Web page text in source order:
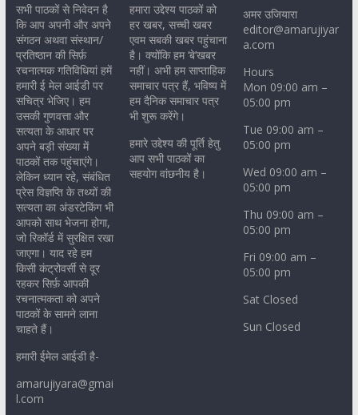
सभी पाठकों से निवेदन है
कि आप अपनी और अपने
संगठन अथवा संस्थान/
प्रतिष्ठान की सिर्फ़
रचनात्मक गतिविधियां हमें
हमारी ई मेल आईडी पर
सचित्र भेजिए। हम
उसकी गुणवत्ता और
सत्यता के आधार पर
अपने बड़ी संख्या में
पाठकों तक पहुंचाएंगे।
लेकिन ध्यान रहे, संबंधित
प्रेस विज्ञप्ति के तथ्यों की
सत्यता का अंडरटेकिंग भी
आपको साथ भेजना होगा,
जो रिकॉर्ड में सुरक्षित रखा
जाएगा। याद रहे हम
किसी कंट्रोवर्सी से दूर
रहकर सिर्फ़ आपकी
रचनात्मकता को अपने
पाठकों के सामने लाना
चाहते हैं।
हमारी ईमेल आईडी है-
amarujiyara@gmai
l.com
हमारा उद्देश्य पाठकों को
हर खबर, सच्ची खबर
एवम सबकी खबर पहुंचाना
है। क्योंकि हम ‘बे’खबर
नहीं। अभी हम साप्ताहिक
समाचार पत्र हैं, भविष्य में
हम दैनिक समाचार पत्र
भी शुरू करेंगे।
हमारे उद्देश्य की पूर्ति हेतु
आप सभी पाठकों का
सहयोग वांछनीय है।
अमर उजियारा
editor@amarujiyar
a.com
Hours
Mon 09:00 am –
05:00 pm
Tue 09:00 am –
05:00 pm
Wed 09:00 am –
05:00 pm
Thu 09:00 am –
05:00 pm
Fri 09:00 am –
05:00 pm
Sat Closed
Sun Closed